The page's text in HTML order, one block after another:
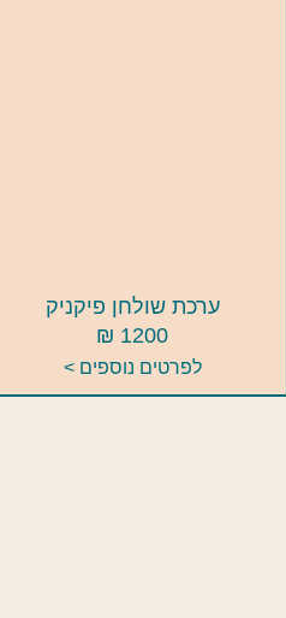
ערכת שולחן פיקניק
1200 ₪
לפרטים נוספים >